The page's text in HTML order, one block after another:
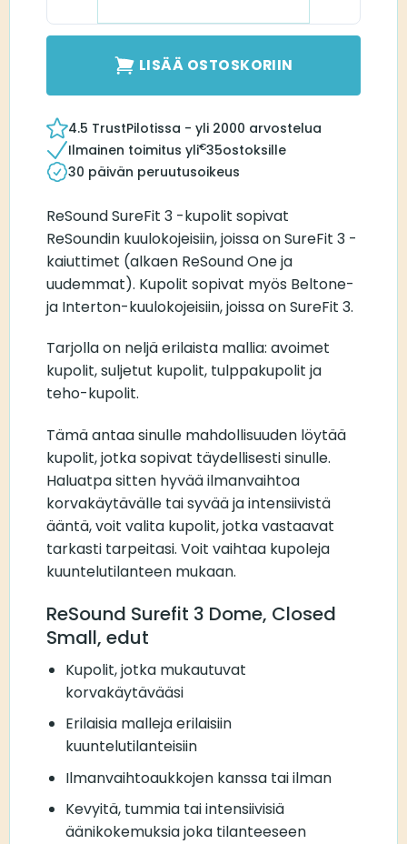
LISÄÄ OSTOSKORIIN
4.5 TrustPilotissa - yli 2000 arvostelua
Ilmainen toimitus yli€35ostoksille
30 päivän peruutusoikeus
ReSound SureFit 3 -kupolit sopivat
ReSoundin kuulokojeisiin, joissa on SureFit 3 -
kaiuttimet (alkaen ReSound One ja
uudemmat). Kupolit sopivat myös Beltone-
ja Interton-kuulokojeisiin, joissa on SureFit 3.
Tarjolla on neljä erilaista mallia: avoimet
kupolit, suljetut kupolit, tulppakupolit ja
teho-kupolit.
Tämä antaa sinulle mahdollisuuden löytää
kupolit, jotka sopivat täydellisesti sinulle.
Haluatpa sitten hyvää ilmanvaihtoa
korvakäytävälle tai syvää ja intensiivistä
ääntä, voit valita kupolit, jotka vastaavat
tarkasti tarpeitasi. Voit vaihtaa kupoleja
kuuntelutilanteen mukaan.
ReSound Surefit 3 Dome, Closed
Small, edut
Kupolit, jotka mukautuvat
korvakäytävääsi
Erilaisia malleja erilaisiin
kuuntelutilanteisiin
Ilmanvaihtoaukkojen kanssa tai ilman
Kevyitä, tummia tai intensiivisiä
äänikokemuksia joka tilanteeseen